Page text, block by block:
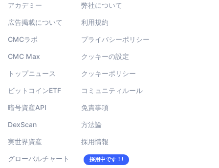
アカデミー
広告掲載について
CMCラボ
CMC Max
トップニュース
ビットコインETF
暗号資産API
DexScan
実世界資産
グローバルチャート
弊社について
利用規約
プライバシーポリシー
クッキーの設定
クッキーポリシー
コミュニティルール
免責事項
方法論
採用情報
採用中です！!